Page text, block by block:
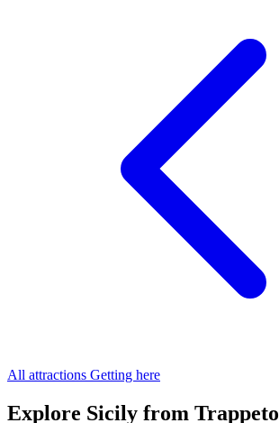
All attractions Getting here
Explore Sicily from Trappeto